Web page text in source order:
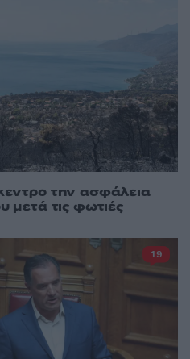
την ασφάλεια
μετά τις φωτιές
19